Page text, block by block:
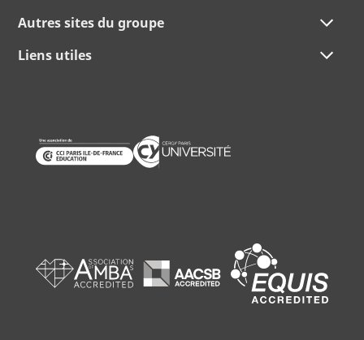
Autres sites du groupe
Liens utiles